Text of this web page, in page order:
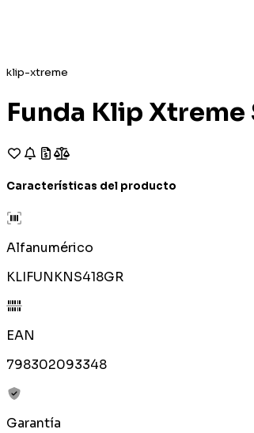
klip-xtreme
Funda Klip Xtreme
Características del producto
Alfanumérico
KLIFUNKNS418GR
EAN
798302093348
Garantía